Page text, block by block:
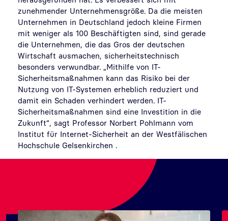
zunehmender Unternehmensgröße. Da die meisten
Unternehmen in Deutschland jedoch kleine Firmen
mit weniger als 100 Beschäftigten sind, sind gerade
die Unternehmen, die das Gros der deutschen
Wirtschaft ausmachen, sicherheitstechnisch
besonders verwundbar. „Mithilfe von IT-
Sicherheitsmaßnahmen kann das Risiko bei der
Nutzung von IT-Systemen erheblich reduziert und
damit ein Schaden verhindert werden. IT-
Sicherheitsmaßnahmen sind eine Investition in die
Zukunft“, sagt Professor Norbert Pohlmann vom
Institut für Internet-Sicherheit an der Westfälischen
Hochschule Gelsenkirchen .